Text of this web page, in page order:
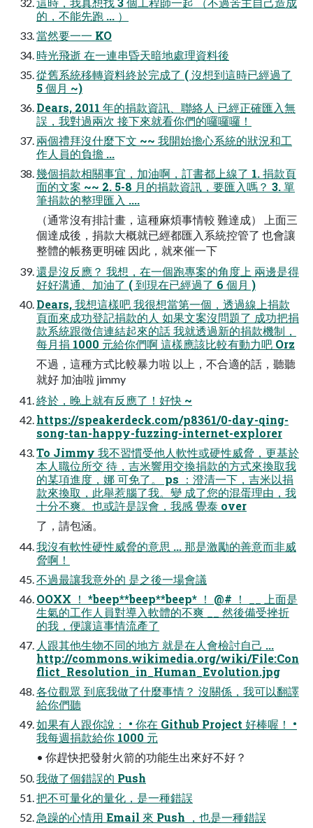
的，不能先跑 ... ）
當然要一一 KO
時光飛逝 在一連串昏天暗地處理資料後
從舊系統移轉資料終於完成了 ( 沒想到這時已經過了
5 個月 ~)
Dears, 2011 年的捐款資訊、聯絡人 已經正確匯入無
誤，我對過兩次 接下來就看你們的囉囉囉！
兩個禮拜沒什麼下文 ~~ 我開始擔心系統的狀況和工
作人員的負擔 ...
幾個捐款相關事宜，加油啊，訂書都上線了 1. 捐款頁
面的文案 ~~ 2. 5-8 月的捐款資訊，要匯入嗎？ 3. 單
筆捐款的整理匯入 ....
（通常沒有排計畫，這種麻煩事情較 難達成） 上面三
個達成後，捐款大概就已經都匯入系統控管了 也會讓
整體的帳務更明確 因此，就來催一下
還是沒反應？ 我想，在一個跑專案的角度上 兩邊是得
好好溝通、加油了 ( 到現在已經過了 6 個月 )
Dears, 我想這樣吧 我很想當第一個，透過線上捐款
頁面來成功登記捐款的人 如果文案沒問題了 成功把捐
款系統跟徵信連結起來的話 我就透過新的捐款機制，
每月捐 1000 元給你們啊 這樣應該比較有動力吧 Orz
不過，這種方式比較暴力啦 以上，不合適的話，聽聽
就好 加油啦 jimmy
終於，晚上就有反應了！好快 ~
https://speakerdeck.com/p8361/0-day-qing-
song-tan-happy-fuzzing-internet-explorer
To Jimmy 我不習慣受他人軟性或硬性威脅，更基於
本人職位所交 待，吉米響用交換捐款的方式來換取我
的某項進度，娜 可免了。 ps ：澄清一下，吉米以捐
款來換取，此舉惹腦了我。變 成了您的混蛋理由，我
十分不爽。也或許是誤會，我感 覺泰 over
了，請包涵。
我沒有軟性硬性威脅的意思 ... 那是激勵的善意而非威
脅啊！
不過最讓我意外的 是之後一場會議
OOXX ！ *beep**beep**beep* ！ @# ！ __ 上面是
生氣的工作人員對導入軟體的不爽 __ 然後備受挫折
的我，便讓這事情流產了
人跟其他生物不同的地方 就是在人會檢討自己 ...
http://commons.wikimedia.org/wiki/File:Con
flict_Resolution_in_Human_Evolution.jpg
各位觀眾 到底我做了什麼事情？ 沒關係，我可以翻譯
給你們聽
如果有人跟你說： • 你在 Github Project 好棒喔！ •
我每週捐款給你 1000 元
• 你趕快把發射火箭的功能生出來好不好？
我做了個錯誤的 Push
把不可量化的量化，是一種錯誤
急躁的心情用 Email 來 Push ，也是一種錯誤